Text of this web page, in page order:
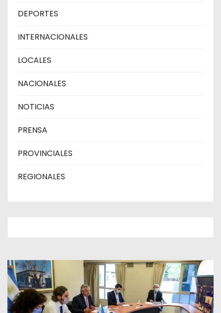
DEPORTES
INTERNACIONALES
LOCALES
NACIONALES
NOTICIAS
PRENSA
PROVINCIALES
REGIONALES